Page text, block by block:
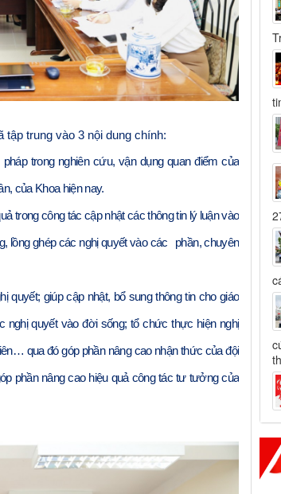
tập trung vào 3 nội dung chính:
trong nghiên cứu, vận dụng quan điểm của
của Khoa hiện nay.
trong công tác cập nhật các thông tin lý luận vào
lồng ghép các nghị quyết vào các phần,chuyên
giúp cập nhật, bổ sung thông tin cho giáo
nghị quyết vào đời sống; tổ chức thực hiện nghị
qua đó góp phần nâng cao nhận thức của đội
phần nâng cao hiệu quả công tác tư tưởng của